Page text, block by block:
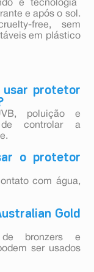
e tecnologia
e após o sol.
free, sem
em plástico
usar protetor
poluição e
de controlar a
o protetor
com água,
Gold
bronzers e
ser usados